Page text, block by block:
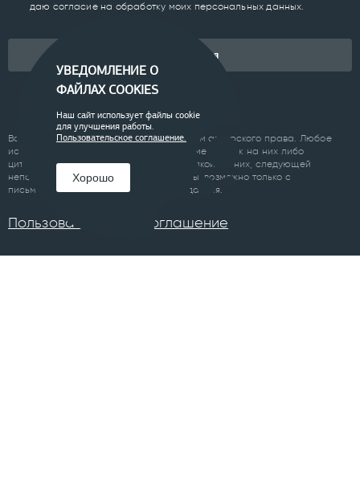
даю согласие на обработку моих персональных данных.
Подписаться
Все материалы сайта являются объектом авторского права. Любое
использование материалов сайта, кроме ссылок на них либо
цитирование с обязательной гиперссылкой на них, следующей
непосредственно до либо после цитаты, возможно только с
письменного разрешения правообладателя.
Пользовательское соглашение
УВЕДОМЛЕНИЕ О
ФАЙЛАХ COOKIES
Наш сайт использует файлы cookie
для улучшения работы.
Пользовательское соглашение.
Хорошо